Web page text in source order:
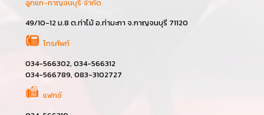
ลูกแก-กาญจนบุรี จำกัด
49/10-12 ม.8 ต.ท่าไม้ อ.ท่ามะกา จ.กาญจนบุรี 71120
โทรศัพท์
034-566302, 034-566312
034-566789, 083-3102727
แฟกซ์